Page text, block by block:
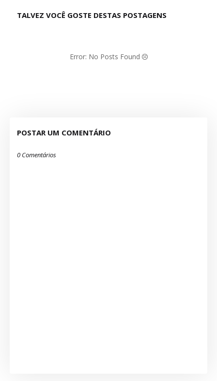
TALVEZ VOCÊ GOSTE DESTAS POSTAGENS
Error: No Posts Found
POSTAR UM COMENTÁRIO
0 Comentários